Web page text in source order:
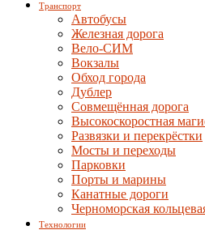
Транспорт
Автобусы
Железная дорога
Вело-СИМ
Вокзалы
Обход города
Дублер
Совмещённая дорога
Высокоскоростная
Развязки и перекрёстки
Мосты и переходы
Парковки
Порты и марины
Канатные дороги
Черноморская
Технологии